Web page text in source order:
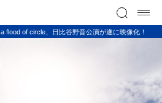
a flood of circle、日比谷野音公演が遂に映像化！